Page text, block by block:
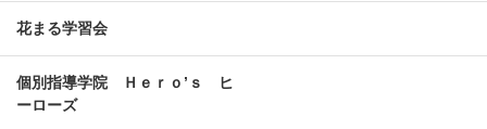
花まる学習会
個別指導学院 Ｈｅｒｏ’ｓ ヒ
ーローズ